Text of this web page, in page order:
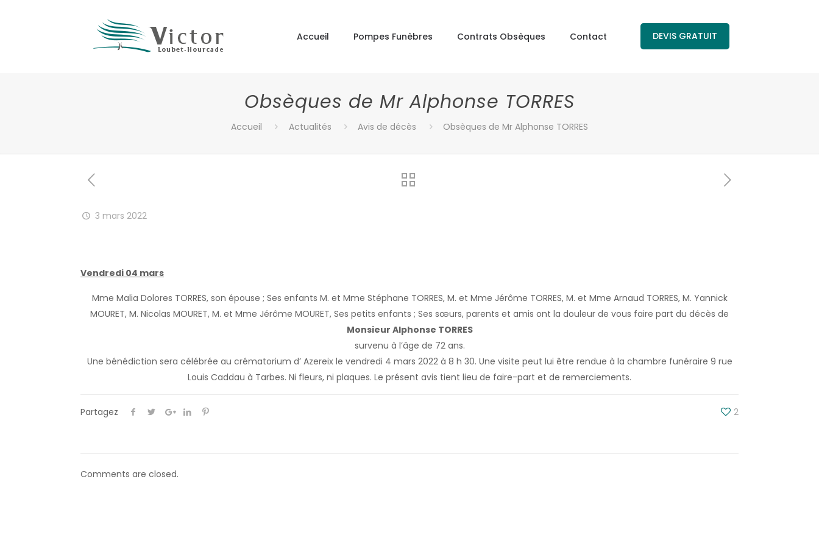
Accueil Pompes Funèbres Contrats Obsèques Contact DEVIS GRATUIT
Obsèques de Mr Alphonse TORRES
Accueil Actualités Avis de décès Obsèques de Mr Alphonse TORRES
3 mars 2022
Vendredi 04 mars
Mme Malia Dolores TORRES, son épouse ; Ses enfants M. et Mme Stéphane TORRES, M. et Mme Jérôme TORRES, M. et Mme Arnaud TORRES, M. Yannick
MOURET, M. Nicolas MOURET, M. et Mme Jérôme MOURET, Ses petits enfants ; Ses sœurs, parents et amis ont la douleur de vous faire part du décès de
Monsieur Alphonse TORRES
survenu à l’âge de 72 ans.
Une bénédiction sera célébrée au crématorium d’ Azereix le vendredi 4 mars 2022 à 8 h 30. Une visite peut lui être rendue à la chambre funéraire 9 rue
Louis Caddau à Tarbes. Ni fleurs, ni plaques. Le présent avis tient lieu de faire-part et de remerciements.
Partagez 2
Comments are closed.